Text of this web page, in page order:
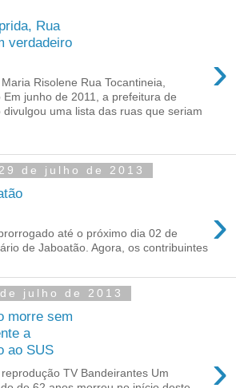
Rua
verdadeiro
›
Risolene Rua Tocantineia,
Em junho de 2011, a prefeitura de
divulgou uma lista das ruas que seriam
de julho de 2013
›
até o próximo dia 02 de
de Jaboatão. Agora, os contribuintes
julho de 2013
morre sem
a
ao SUS
›
TV Bandeirantes Um